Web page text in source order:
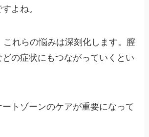
よね。
これらの悩みは深刻化します。膣
の症状にもつながっていくとい
トゾーンのケアが重要になって